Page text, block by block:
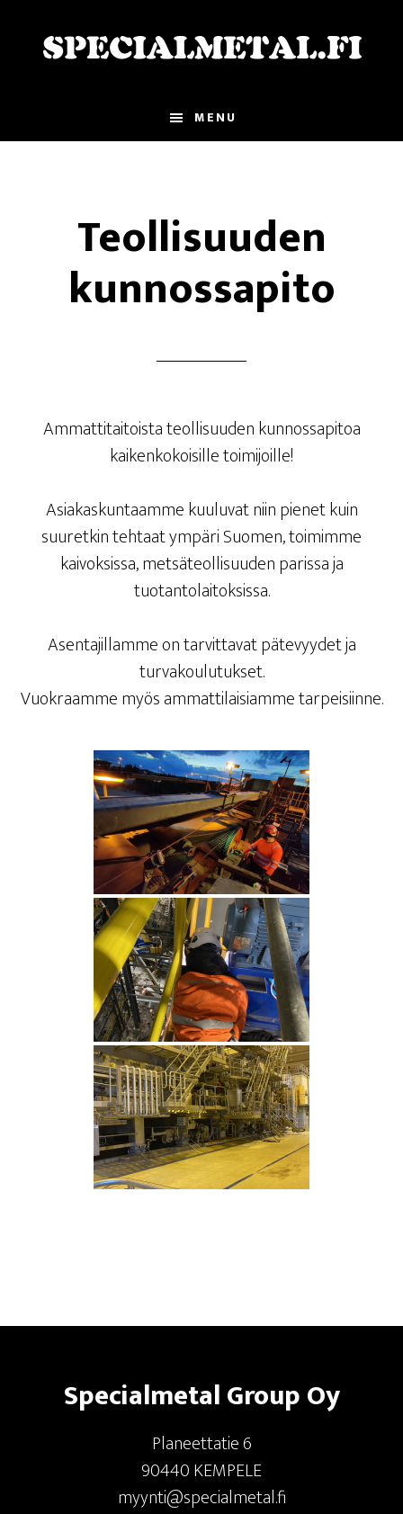
pääsisältöön
alatunnisteeseen
MENU
Teollisuuden
kunnossapito
Ammattitaitoista teollisuuden kunnossapitoa
kaikenkokoisille toimijoille!
Asiakaskuntaamme kuuluvat niin pienet kuin
suuretkin tehtaat ympäri Suomen, toimimme
kaivoksissa, metsäteollisuuden parissa ja
tuotantolaitoksissa.
Asentajillamme on tarvittavat pätevyydet ja
turvakoulutukset.
Vuokraamme myös ammattilaisiamme tarpeisiinne.
Footer
Specialmetal Group Oy
Planeettatie 6
90440 KEMPELE
myynti@specialmetal.fi